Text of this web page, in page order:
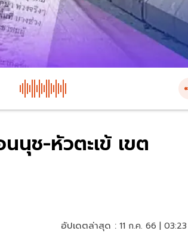
นุช-หัวตะเข้ เขต
อัปเดตล่าสุด : 11 ก.ค. 66 |